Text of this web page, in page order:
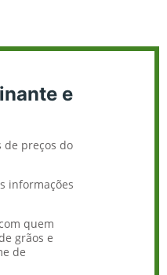
e
de preços do
informações
quem
grãos e
de